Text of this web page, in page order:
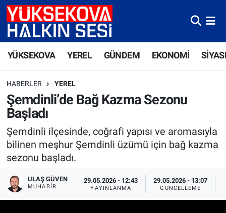
YÜKSEKOVA YEREL GÜNDEM EKONOMİ
HABERLER YEREL
Şemdinli’de Bağ Kazma Sezonu
Başladı
Şemdinli ilçesinde, coğrafi yapısı ve aromasıyla
bilinen meşhur Şemdinli üzümü için bağ kazma
sezonu başladı.
ULAŞ GÜVEN
MUHABIR
29.05.2026 - 12:43
YAYINLANMA
29.05.2026 - 13:07
GÜNCELLEME
Yüksekova Nöbetçi Eczaneler
Süper Lig Puan Durumu ve Fikstür
Tüm Manşetler
Son Dakika Haberleri